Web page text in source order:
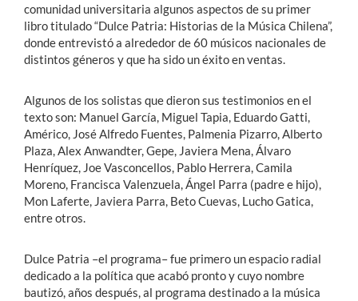
comunidad universitaria algunos aspectos de su primer
libro titulado “Dulce Patria: Historias de la Música Chilena”,
donde entrevistó a alrededor de 60 músicos nacionales de
distintos géneros y que ha sido un éxito en ventas.
Algunos de los solistas que dieron sus testimonios en el
texto son: Manuel García, Miguel Tapia, Eduardo Gatti,
Américo, José Alfredo Fuentes, Palmenia Pizarro, Alberto
Plaza, Alex Anwandter, Gepe, Javiera Mena, Álvaro
Henríquez, Joe Vasconcellos, Pablo Herrera, Camila
Moreno, Francisca Valenzuela, Ángel Parra (padre e hijo),
Mon Laferte, Javiera Parra, Beto Cuevas, Lucho Gatica,
entre otros.
Dulce Patria –el programa– fue primero un espacio radial
dedicado a la política que acabó pronto y cuyo nombre
bautizó, años después, al programa destinado a la música